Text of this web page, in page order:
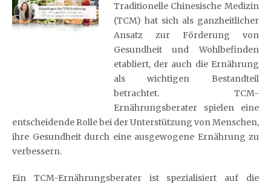
Traditionelle Chinesische Medizin
(TCM) hat sich als ganzheitlicher
Ansatz zur Förderung von
Gesundheit und Wohlbefinden
etabliert, der auch die Ernährung
als wichtigen Bestandteil
betrachtet. TCM-
Ernährungsberater spielen eine
entscheidende Rolle bei der Unterstützung von Menschen,
ihre Gesundheit durch eine ausgewogene Ernährung zu
verbessern.
Ein TCM-Ernährungsberater ist spezialisiert auf die